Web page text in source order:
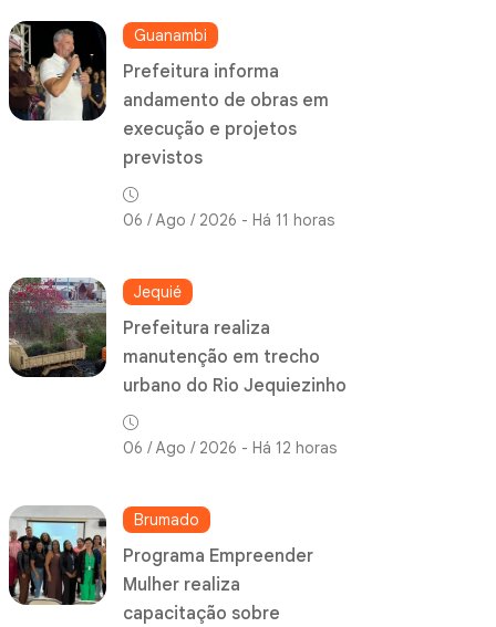
Guanambi
Prefeitura informa
andamento de obras em
execução e projetos
previstos
06 / Ago / 2026 - Há 11 horas
Jequié
Prefeitura realiza
manutenção em trecho
urbano do Rio Jequiezinho
06 / Ago / 2026 - Há 12 horas
Brumado
Programa Empreender
Mulher realiza
capacitação sobre